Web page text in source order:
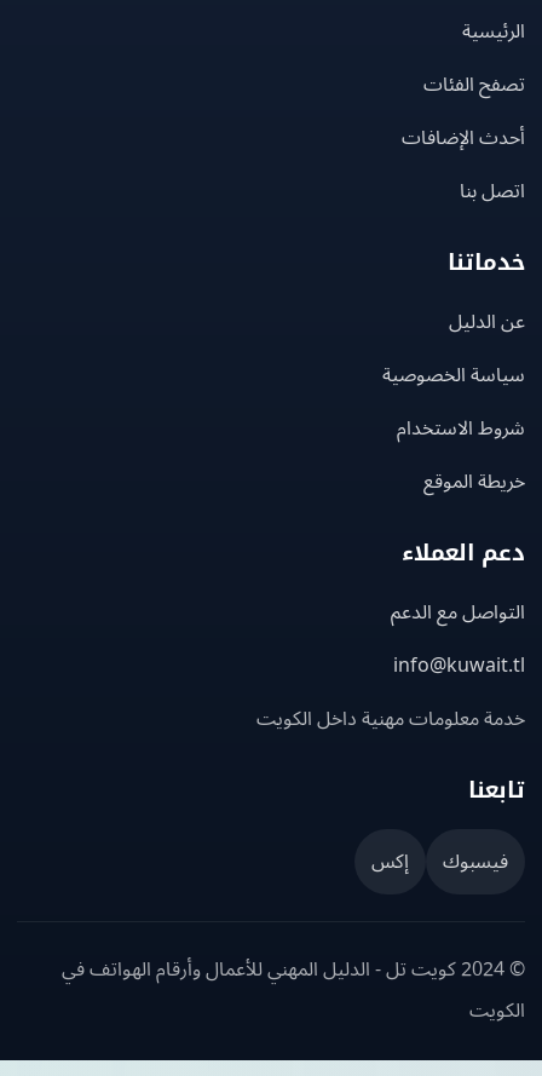
الفئات
الإضافات
بنا
الخصوصية
الاستخدام
الموقع
العملاء
مع الدعم
معلومات مهنية داخل الكويت
إكس
© 2024 كويت تل - الدليل المهني للأعمال وأرقام الهواتف في